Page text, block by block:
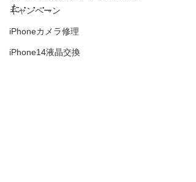
キャンペーン
iPhoneカメラ修理
iPhone14液晶交換
た・・・。